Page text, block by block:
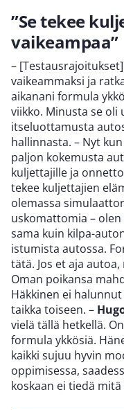
”Se tekee
vaikeampaa”
–
vaikeammaksi ja
aikanani formula
viikko. Minusta se oli
itseluottamusta
hallinnasta. – Nyt
paljon kokemusta
kuljettajille ja
tekee kuljettajien
olemassa
uskomattomia –
sama kuin kilpa-
istumista autossa.
tätä. Jos et aja
Oman poikansa
Häkkinen ei
taikka toiseen. –
vielä tällä hetkellä.
formula ykkösiä.
kaikki sujuu hyvin
oppimisessa,
koskaan ei tiedä